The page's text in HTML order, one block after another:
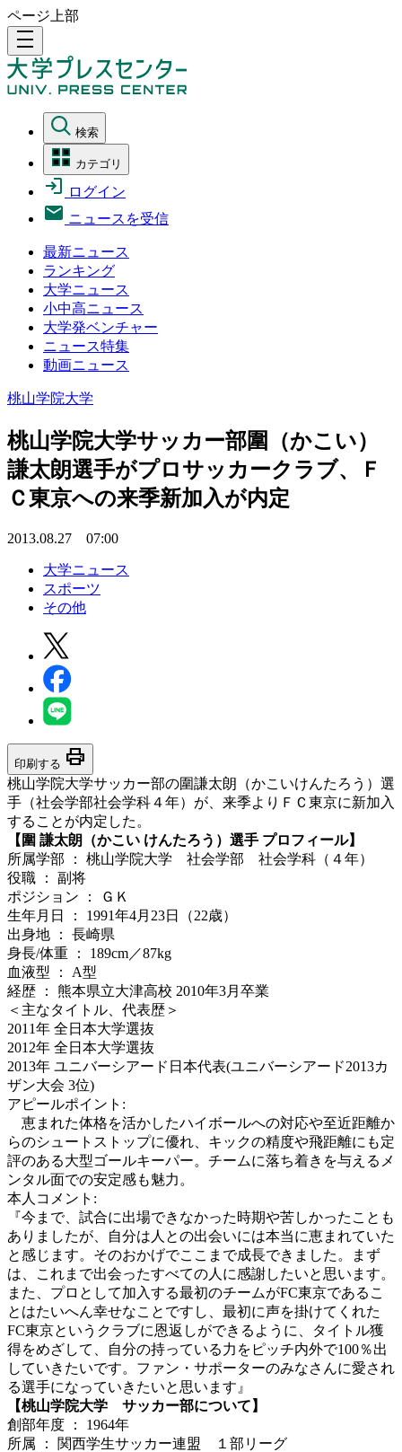
ページ上部
density_medium
検索
カテゴリ
ログイン
ニュースを受信
最新ニュース
ランキング
大学ニュース
小中高ニュース
大学発ベンチャー
ニュース特集
動画ニュース
桃山学院大学
桃山学院大学サッカー部圍（かこい）
謙太朗選手がプロサッカークラブ、Ｆ
Ｃ東京への来季新加入が内定
2013.08.27 07:00
大学ニュース
スポーツ
その他
印刷する print
桃山学院大学サッカー部の圍謙太朗（かこいけんたろう）選
手（社会学部社会学科４年）が、来季よりＦＣ東京に新加入
することが内定した。
【圍 謙太朗（かこい けんたろう）選手 プロフィール】
所属学部 ： 桃山学院大学 社会学部 社会学科（４年）
役職 ： 副将
ポジション ： ＧＫ
生年月日 ： 1991年4月23日（22歳）
出身地 ： 長崎県
身長/体重 ： 189cm／87kg
血液型 ： A型
経歴 ： 熊本県立大津高校 2010年3月卒業
＜主なタイトル、代表歴＞
2011年 全日本大学選抜
2012年 全日本大学選抜
2013年 ユニバーシアード日本代表(ユニバーシアード2013カ
ザン大会 3位)
アピールポイント:
恵まれた体格を活かしたハイボールへの対応や至近距離か
らのシュートストップに優れ、キックの精度や飛距離にも定
評のある大型ゴールキーパー。チームに落ち着きを与えるメ
ンタル面での安定感も魅力。
本人コメント:
『今まで、試合に出場できなかった時期や苦しかったことも
ありましたが、自分は人との出会いには本当に恵まれていた
と感じます。そのおかげでここまで成長できました。まず
は、これまで出会ったすべての人に感謝したいと思います。
また、プロとして加入する最初のチームがFC東京であるこ
とはたいへん幸せなことですし、最初に声を掛けてくれた
FC東京というクラブに恩返しができるように、タイトル獲
得をめざして、自分の持っている力をピッチ内外で100％出
していきたいです。ファン・サポーターのみなさんに愛され
る選手になっていきたいと思います』
【桃山学院大学 サッカー部について】
創部年度 ： 1964年
所属 ： 関西学生サッカー連盟 １部リーグ